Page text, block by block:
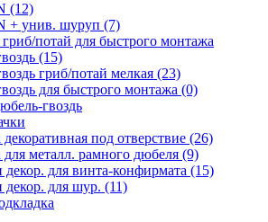
(12)
+ унив. шуруп (7)
потай для быстрого монтажа
(15)
гриб/потай мелкая (23)
для быстрого монтажа (0)
гвоздь
под отверствие (26)
для металл. рамного дюбеля (9)
декор. для винта-конфирмата (15)
декор. для шур. (11)